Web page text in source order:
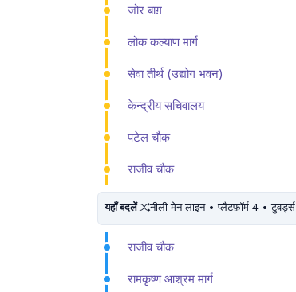
जोर बाग़
लोक कल्याण मार्ग
सेवा तीर्थ (उद्योग भवन)
केन्द्रीय सचिवालय
पटेल चौक
राजीव चौक
यहाँ बदलें नीली मेन लाइन • प्लैटफ़ॉर्म 4 • टुवर्ड्स
राजीव चौक
रामकृष्ण आश्रम मार्ग